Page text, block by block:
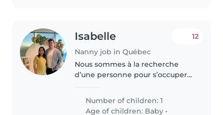
Isabelle
Nanny job in Québec
12
Nous sommes à la recherche
d’une personne pour s’occuper
empêchent de revenir tôt à la
Number of children: 1
Age of children: Baby •